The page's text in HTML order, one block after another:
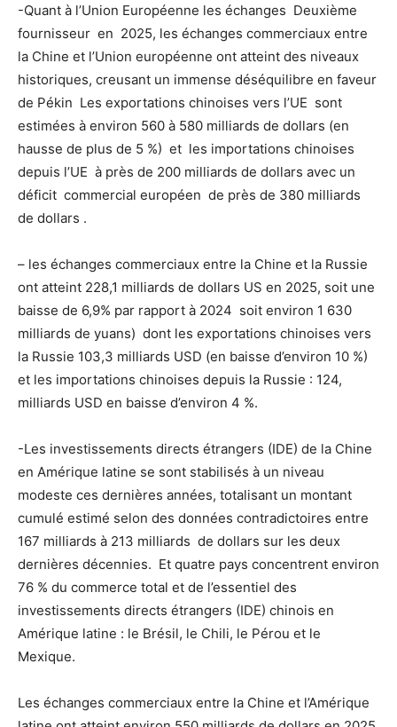
-Quant à l’Union Européenne les échanges Deuxième
fournisseur en 2025, les échanges commerciaux entre
la Chine et l’Union européenne ont atteint des niveaux
historiques, creusant un immense déséquilibre en faveur
de Pékin Les exportations chinoises vers l’UE sont
estimées à environ 560 à 580 milliards de dollars (en
hausse de plus de 5 %) et les importations chinoises
depuis l’UE à près de 200 milliards de dollars avec un
déficit commercial européen de près de 380 milliards
de dollars .
– les échanges commerciaux entre la Chine et la Russie
ont atteint 228,1 milliards de dollars US en 2025, soit une
baisse de 6,9% par rapport à 2024 soit environ 1 630
milliards de yuans) dont les exportations chinoises vers
la Russie 103,3 milliards USD (en baisse d’environ 10 %)
et les importations chinoises depuis la Russie : 124,
milliards USD en baisse d’environ 4 %.
-Les investissements directs étrangers (IDE) de la Chine
en Amérique latine se sont stabilisés à un niveau
modeste ces dernières années, totalisant un montant
cumulé estimé selon des données contradictoires entre
167 milliards à 213 milliards de dollars sur les deux
dernières décennies. Et quatre pays concentrent environ
76 % du commerce total et de l’essentiel des
investissements directs étrangers (IDE) chinois en
Amérique latine : le Brésil, le Chili, le Pérou et le
Mexique.
Les échanges commerciaux entre la Chine et l’Amérique